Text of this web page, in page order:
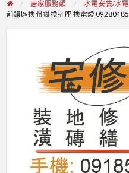
居家服務類
水電安裝/水
前鎮區換開關 換插座 換電燈